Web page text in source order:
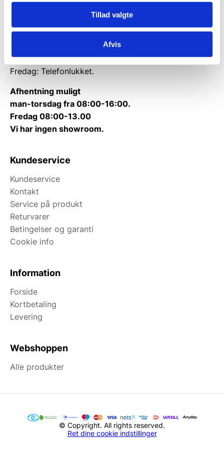
Tillad valgte
Afvis
Telefon træffetid:
Mandag til torsdag: 10:00 – 14:00.
Fredag: Telefonlukket.
Afhentning muligt
man-torsdag fra 08:00-16:00.
Fredag 08:00-13.00
Vi har ingen showroom.
Kundeservice
Kundeservice
Kontakt
Service på produkt
Returvarer
Betingelser og garanti
Cookie info
Information
Forside
Kortbetaling
Levering
Webshoppen
Alle produkter
© Copyright. All rights reserved.
Ret dine cookie indstillinger